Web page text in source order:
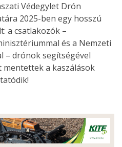
Védegylet Drón
2025-ben egy hosszú
a csatlakozók –
és a Nemzeti
– drónok segítségével
mentettek a kaszálások